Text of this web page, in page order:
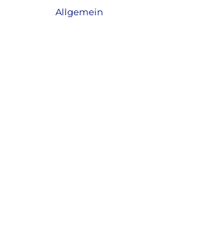
am
Kategorien
Allgemein